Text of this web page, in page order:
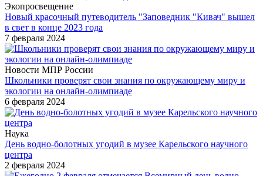
Экопросвещение
Новый красочный путеводитель "Заповедник "Кивач" вышел
в свет в конце 2023 года
7 февраля 2024
Новости МПР России
Школьники проверят свои знания по окружающему миру и
экологии на онлайн-олимпиаде
6 февраля 2024
Наука
День водно-болотных угодий в музее Карельского научного
центра
2 февраля 2024